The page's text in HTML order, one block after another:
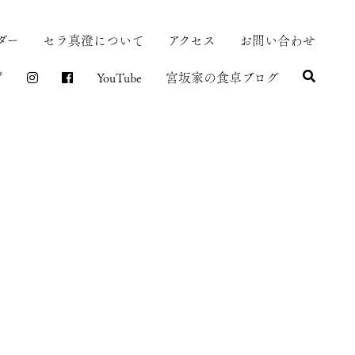
ー セラ真澄について アクセス お問い合わせ
YouTube 宮坂家の食卓ブログ